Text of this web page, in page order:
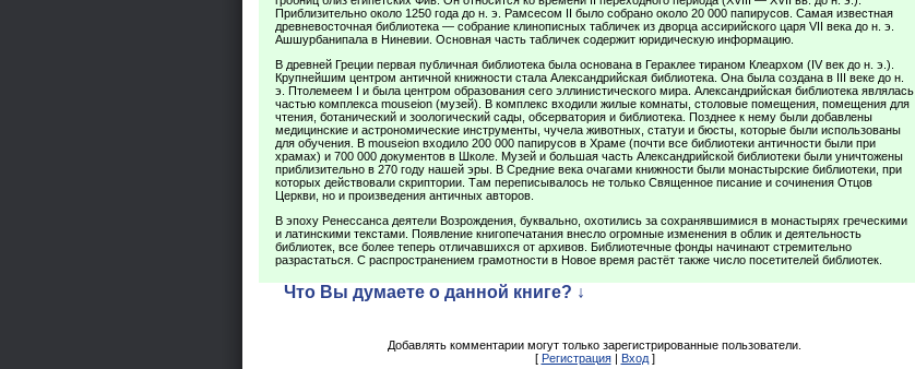
Приблизительно около 1250 года до н. э. Рамсесом II было собрано около 20 000 папирусов. Самая известная
древневосточная библиотека — собрание клинописных табличек из дворца ассирийского царя VII века до н. э.
Ашшурбанипала в Ниневии. Основная часть табличек содержит юридическую информацию.
В древней Греции первая публичная библиотека была основана в Гераклее тираном Клеархом (IV век до н. э.).
Крупнейшим центром античной книжности стала Александрийская библиотека. Она была создана в III веке до н.
э. Птолемеем I и была центром образования сего эллинистического мира. Александрийская библиотека являлась
частью комплекса mouseion (музей). В комплекс входили жилые комнаты, столовые помещения, помещения для
чтения, ботанический и зоологический сады, обсерватория и библиотека. Позднее к нему были добавлены
медицинские и астрономические инструменты, чучела животных, статуи и бюсты, которые были использованы
для обучения. В mouseion входило 200 000 папирусов в Храме (почти все библиотеки античности были при
храмах) и 700 000 документов в Школе. Музей и большая часть Александрийской библиотеки были уничтожены
приблизительно в 270 году нашей эры. В Средние века очагами книжности были монастырские библиотеки, при
которых действовали скриптории. Там переписывалось не только Священное писание и сочинения Отцов
Церкви, но и произведения античных авторов.
В эпоху Ренессанса деятели Возрождения, буквально, охотились за сохранявшимися в монастырях греческими
и латинскими текстами. Появление книгопечатания внесло огромные изменения в облик и деятельность
библиотек, все более теперь отличавшихся от архивов. Библиотечные фонды начинают стремительно
разрастаться. С распространением грамотности в Новое время растёт также число посетителей библиотек.
Что Вы думаете о данной книге? ↓
Добавлять комментарии могут только зарегистрированные пользователи.
[ Регистрация| Вход]